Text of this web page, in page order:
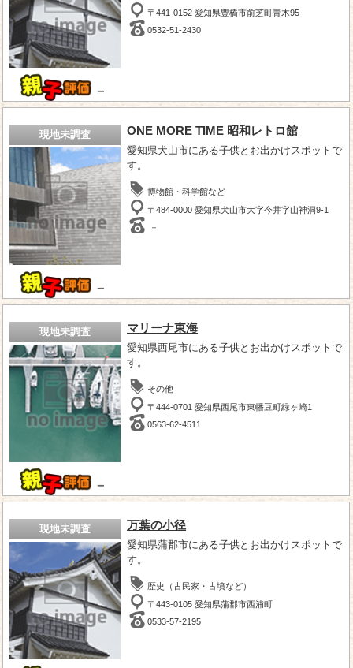
－
〒441-0152 愛知県豊橋市前芝町青木95
0532-51-2430
現地未調査
－
ONE MORE TIME 昭和レトロ館
愛知県犬山市にある子供とお出かけスポットで
す。
博物館・科学館など
〒484-0000 愛知県犬山市大字今井字山神洞9-1
－
現地未調査
－
マリーナ東海
愛知県西尾市にある子供とお出かけスポットで
す。
その他
〒444-0701 愛知県西尾市東幡豆町緑ヶ崎1
0563-62-4511
現地未調査 万葉の小径
愛知県蒲郡市にある子供とお出かけスポットで
す。
歴史（古民家・古墳など）
〒443-0105 愛知県蒲郡市西浦町
0533-57-2195